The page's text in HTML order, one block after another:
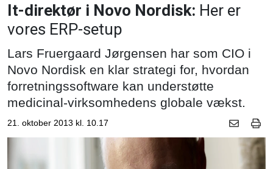
It-direktør i Novo Nordisk: Her er
vores ERP-setup
Lars Fruergaard Jørgensen har som CIO i
Novo Nordisk en klar strategi for, hvordan
forretningssoftware kan understøtte
medicinal-virksomhedens globale vækst.
21. oktober 2013 kl. 10.17